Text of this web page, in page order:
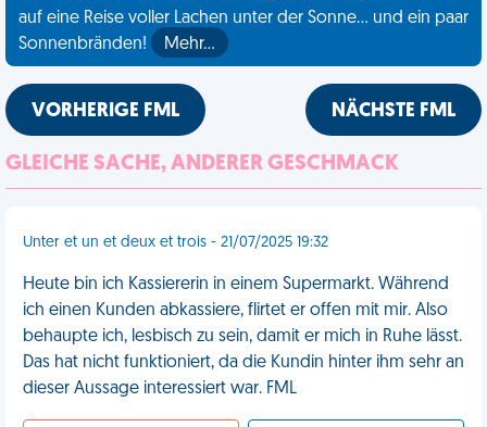
auf eine Reise voller Lachen unter der Sonne... und ein paar
Sonnenbränden!
Mehr…
VORHERIGE FML NÄCHSTE FML
GLEICHE SACHE, ANDERER GESCHMACK
Unter et un et deux et trois - 21/07/2025 19:32
Heute bin ich Kassiererin in einem Supermarkt. Während
ich einen Kunden abkassiere, flirtet er offen mit mir. Also
behaupte ich, lesbisch zu sein, damit er mich in Ruhe lässt.
Das hat nicht funktioniert, da die Kundin hinter ihm sehr an
dieser Aussage interessiert war. FML